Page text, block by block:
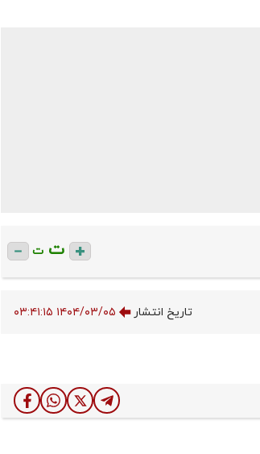
ت ت
تاریخ انتشار ۱۴۰۴/۰۳/۰۵ ۰۳:۴۱:۱۵